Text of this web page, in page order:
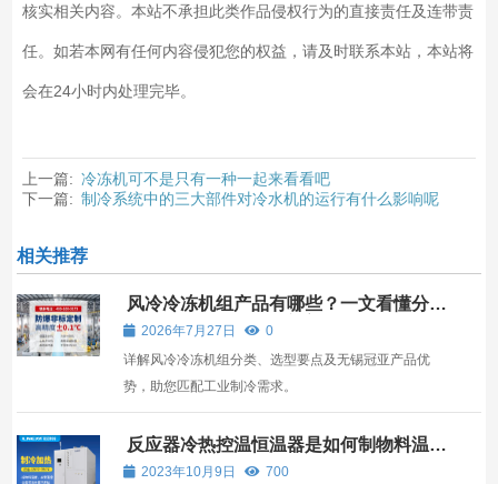
核实相关内容。本站不承担此类作品侵权行为的直接责任及连带责
任。如若本网有任何内容侵犯您的权益，请及时联系本站，本站将
会在24小时内处理完毕。
上一篇: 冷冻机可不是只有一种一起来看看吧
下一篇: 制冷系统中的三大部件对冷水机的运行有什么影响呢
相关推荐
风冷冷冻机组产品有哪些？一文看懂分
类、选型与无锡冠亚方案
2026年7月27日
0
详解风冷冷冻机组分类、选型要点及无锡冠亚产品优
势，助您匹配工业制冷需求。
反应器冷热控温恒温器是如何制物料温度
的？2023年10月9日
700